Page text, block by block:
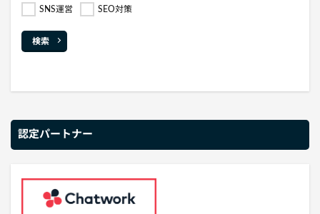
SNS運営 SEO対策
検索
認定パートナー